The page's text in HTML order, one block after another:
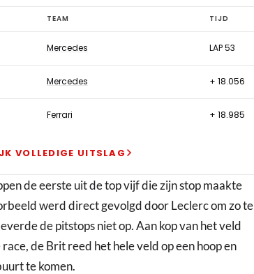
TEAM TIJD
Mercedes LAP 53
Mercedes + 18.056
Ferrari + 18.985
VOLLEDIGE UITSLAG
de eerste uit de top vijf die zijn stop maakte
werd direct gevolgd door Leclerc om zo te
de pitstops niet op. Aan kop van het veld
de Brit reed het hele veld op een hoop en
te komen.